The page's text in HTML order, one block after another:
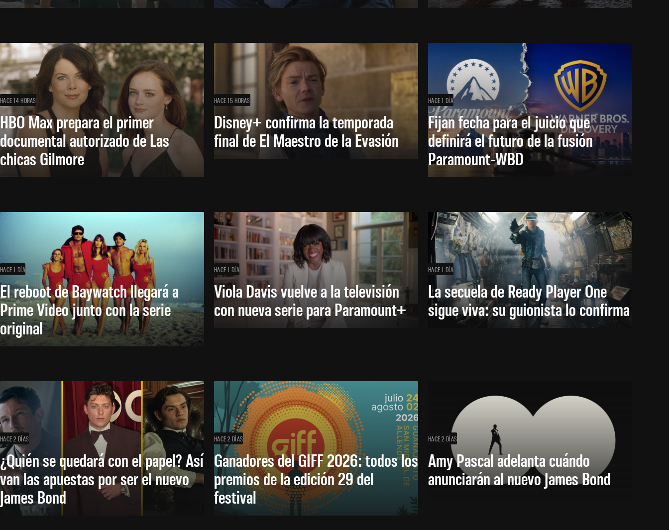
HACE 14 HORAS
HBO Max prepara el primer
documental autorizado de Las
chicas Gilmore
HACE 15 HORAS
Disney+ confirma la temporada
final de El Maestro de la Evasión
HACE 1 DÍA
Fijan fecha para el juicio que
definirá el futuro de la fusión
Paramount-WBD
HACE 1 DÍA
El reboot de Baywatch llegará a
Prime Video junto con la serie
original
HACE 1 DÍA
Viola Davis vuelve a la televisión
con nueva serie para Paramount+
HACE 1 DÍA
La secuela de Ready Player One
sigue viva: su guionista lo confirma
HACE 2 DÍAS
¿Quién se quedará con el papel? Así
van las apuestas por ser el nuevo
James Bond
HACE 2 DÍAS
Ganadores del GIFF 2026: todos los
premios de la edición 29 del
festival
HACE 2 DÍAS
Amy Pascal adelanta cuándo
anunciarán al nuevo James Bond